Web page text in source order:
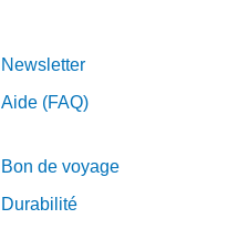
Newsletter
Aide (FAQ)
Bon de voyage
Durabilité